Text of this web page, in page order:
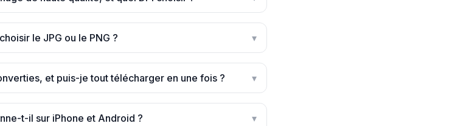
le JPG ou le PNG ? ▾
et puis-je tout télécharger en une fois ? ▾
t-il sur iPhone et Android ? ▾